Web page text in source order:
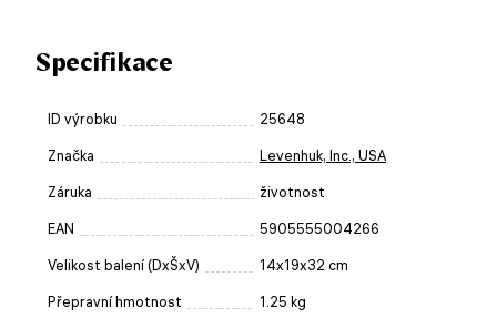
Specifikace
ID výrobku 25648
Značka Levenhuk, Inc., USA
Záruka životnost
EAN 5905555004266
Velikost balení (DxŠxV) 14x19x32 cm
Přepravní hmotnost 1.25 kg